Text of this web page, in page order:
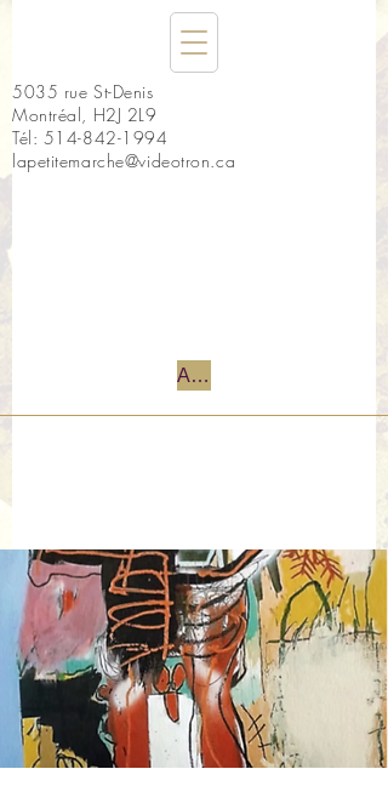
5035 rue St-Denis
Montréal, H2J 2L9
Tél: 514-842-1994
lapetitemarche@videotron.ca
Accueil